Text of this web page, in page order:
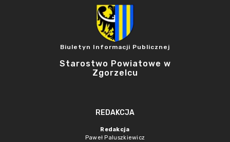
Biuletyn Informacji Publicznej
Starostwo Powiatowe w
Zgorzelcu
REDAKCJA
Redakcja
Paweł Paluszkiewicz